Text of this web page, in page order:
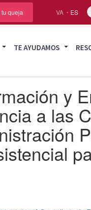
VA ES
queja
TE AYUDAMOS
y
a las